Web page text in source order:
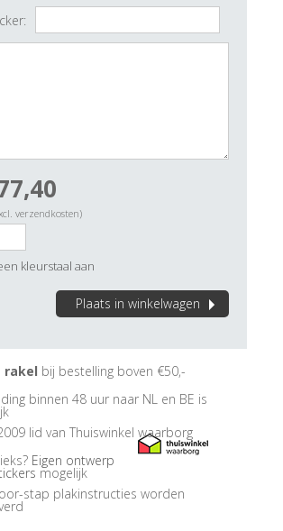
Plaats in winkelwagen
verzendkosten)
kleurstaal aan
rakel bij bestelling boven €50,-
binnen 48 uur naar NL en BE is
lid van Thuiswinkel waarborg
Eigen ontwerp
mogelijk
stap plakinstructies worden